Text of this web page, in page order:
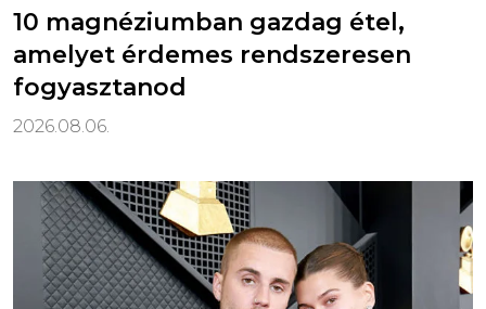
10 magnéziumban gazdag étel,
amelyet érdemes rendszeresen
fogyasztanod
2026.08.06.